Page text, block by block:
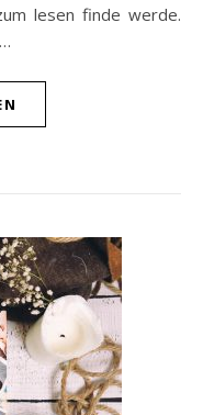
lesen finde werde.